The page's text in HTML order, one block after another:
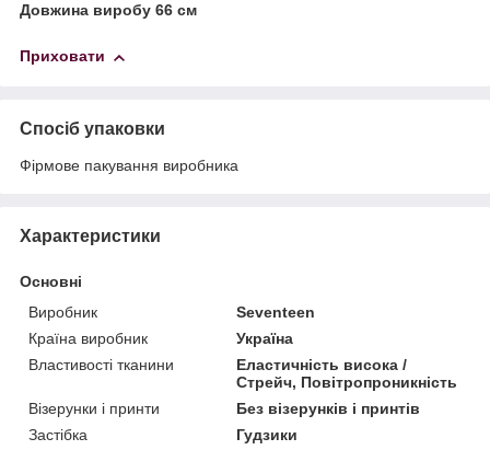
Довжина виробу 66 см
Приховати
Спосіб упаковки
Фірмове пакування виробника
Характеристики
Основні
Виробник
Seventeen
Країна виробник
Україна
Властивості тканини
Еластичність висока /
Стрейч, Повітропроникність
Візерунки і принти
Без візерунків і принтів
Застібка
Гудзики